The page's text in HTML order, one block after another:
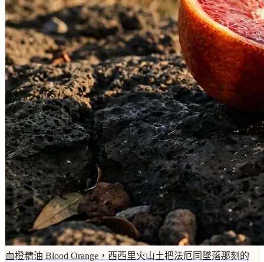
血橙精油 Blood Orange，西西里火山土把法厄同墜落那刻的